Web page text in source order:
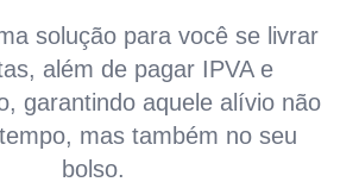
solução para você se livrar
além de pagar IPVA e
garantindo aquele alívio não
mas também no seu
bolso.